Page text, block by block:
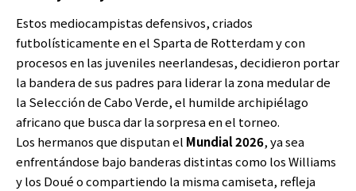
Estos mediocampistas defensivos, criados
futbolísticamente en el Sparta de Rotterdam y con
procesos en las juveniles neerlandesas, decidieron portar
la bandera de sus padres para liderar la zona medular de
la Selección de Cabo Verde, el humilde archipiélago
africano que busca dar la sorpresa en el torneo.
Los hermanos que disputan el Mundial 2026, ya sea
enfrentándose bajo banderas distintas como los Williams
y los Doué o compartiendo la misma camiseta, refleja